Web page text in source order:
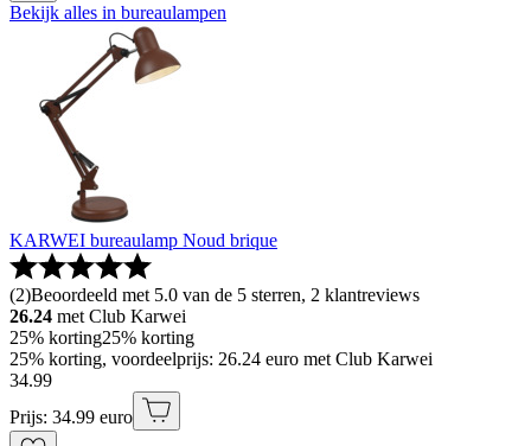
Bekijk alles in bureaulampen
KARWEI bureaulamp Noud brique
(2)Beoordeeld met 5.0 van de 5 sterren, 2 klantreviews
26.24 met Club Karwei
25% korting25% korting
25% korting, voordeelprijs: 26.24 euro met Club Karwei
34.99
Prijs: 34.99 euro